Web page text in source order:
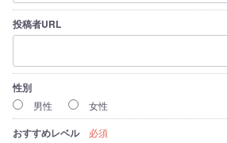
投稿者URL
性別
男性 女性
おすすめレベル
必須